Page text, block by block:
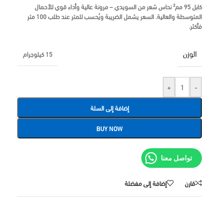
كابل 95 مم² نحاس شعر من السويدي – مرونة عالية وأداء قوي للأحمال
المتوسطة والعالية. السعر يشمل الضريبة ويُحسب للمتر عند طلب 100 متر
فأكثر.
الوزن 15 كيلوجرام
-
+
إضافة إلى السلة
BUY NOW
تواصل معنا
قارن إضافة إلى مفضلة